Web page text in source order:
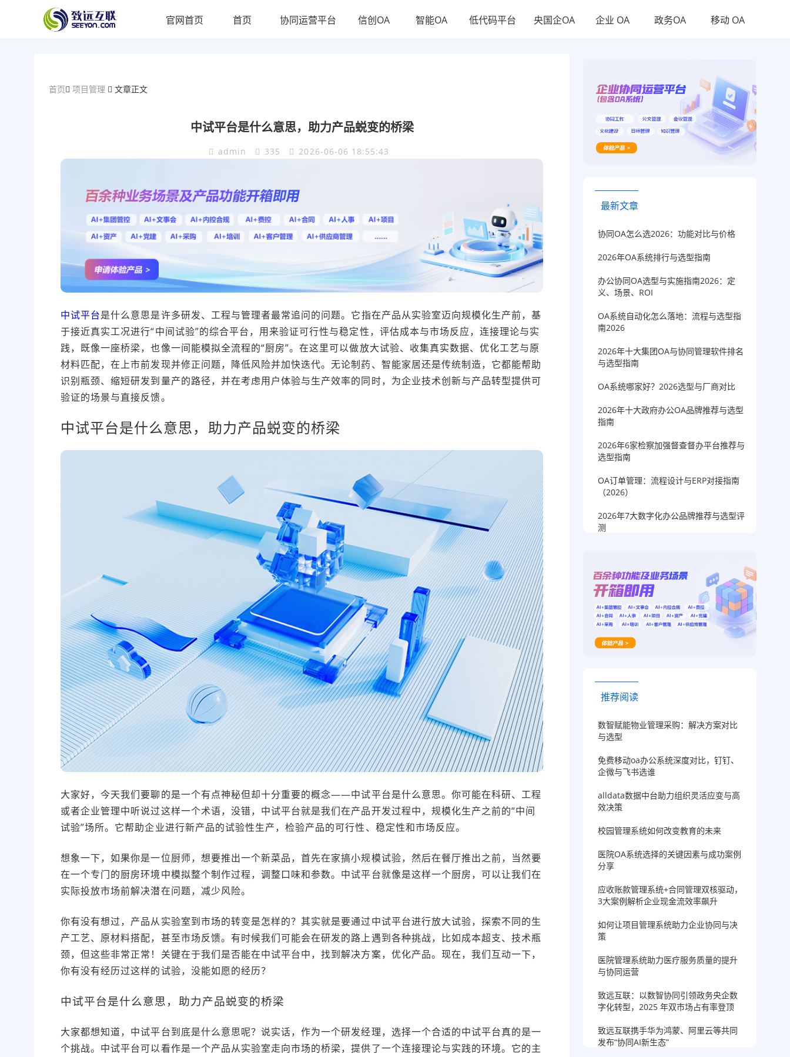
官网首页 首页 协同运营平台 信创OA 智能OA 低代码平台 央国企OA 企业 OA 政务OA 移动 OA
首页 项目管理 文章正文
中试平台是什么意思，助力产品蜕变的桥梁
admin 335 2026-06-06 18:55:43
中试平台是什么意思是许多研发、工程与管理者最常追问的问题。它指在产品从实验室迈向规模化生产前，基
于接近真实工况进行“中间试验”的综合平台，用来验证可行性与稳定性，评估成本与市场反应，连接理论与实
践，既像一座桥梁，也像一间能模拟全流程的“厨房”。在这里可以做放大试验、收集真实数据、优化工艺与原
材料匹配，在上市前发现并修正问题，降低风险并加快迭代。无论制药、智能家居还是传统制造，它都能帮助
识别瓶颈、缩短研发到量产的路径，并在考虑用户体验与生产效率的同时，为企业技术创新与产品转型提供可
验证的场景与直接反馈。
中试平台是什么意思，助力产品蜕变的桥梁
大家好，今天我们要聊的是一个有点神秘但却十分重要的概念——中试平台是什么意思。你可能在科研、工程
或者企业管理中听说过这样一个术语，没错，中试平台就是我们在产品开发过程中，规模化生产之前的“中间
试验”场所。它帮助企业进行新产品的试验性生产，检验产品的可行性、稳定性和市场反应。
想象一下，如果你是一位厨师，想要推出一个新菜品，首先在家搞小规模试验，然后在餐厅推出之前，当然要
在一个专门的厨房环境中模拟整个制作过程，调整口味和参数。中试平台就像是这样一个厨房，可以让我们在
实际投放市场前解决潜在问题，减少风险。
你有没有想过，产品从实验室到市场的转变是怎样的？其实就是要通过中试平台进行放大试验，探索不同的生
产工艺、原材料搭配，甚至市场反馈。有时候我们可能会在研发的路上遇到各种挑战，比如成本超支、技术瓶
颈，但这些非常正常！关键在于我们是否能在中试平台中，找到解决方案，优化产品。现在，我们互动一下，
你有没有经历过这样的试验，没能如愿的经历？
中试平台是什么意思，助力产品蜕变的桥梁
大家都想知道，中试平台到底是什么意思呢？说实话，作为一个研发经理，选择一个合适的中试平台真的是一
个挑战。中试平台可以看作是一个产品从实验室走向市场的桥梁，提供了一个连接理论与实践的环境。它的主
最新文章
协同OA怎么选2026：功能对比与价格
2026年OA系统排行与选型指南
办公协同OA选型与实施指南2026：定
义、场景、ROI
OA系统自动化怎么落地：流程与选型指
南2026
2026年十大集团OA与协同管理软件排名
与选型指南
OA系统哪家好？2026选型与厂商对比
2026年十大政府办公OA品牌推荐与选型
指南
2026年6家检察加强督查督办平台推荐与
选型指南
OA订单管理：流程设计与ERP对接指南
（2026）
2026年7大数字化办公品牌推荐与选型评
测
推荐阅读
数智赋能物业管理采购：解决方案对比
与选型
免费移动oa办公系统深度对比，钉钉、
企微与飞书选谁
alldata数据中台助力组织灵活应变与高
效决策
校园管理系统如何改变教育的未来
医院OA系统选择的关键因素与成功案例
分享
应收账款管理系统+合同管理双核驱动，
3大案例解析企业现金流效率飙升
如何让项目管理系统助力企业协同与决
策
医院管理系统助力医疗服务质量的提升
与协同运营
致远互联：以数智协同引领政务央企数
字化转型，2025 年双市场占有率登顶
致远互联携手华为鸿蒙、阿里云等共同
发布“协同AI新生态”